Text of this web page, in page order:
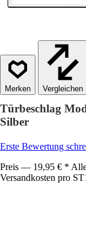
Vergleichen
Türbeschlag
Silber
Erste Bewertung
Preis — 19,95 € *
Versandkosten pro ST